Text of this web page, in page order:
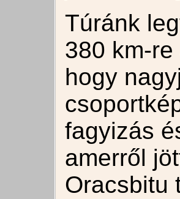
Túránk
380 km-
hogy
fagyizás
amerről
Oracsbitu